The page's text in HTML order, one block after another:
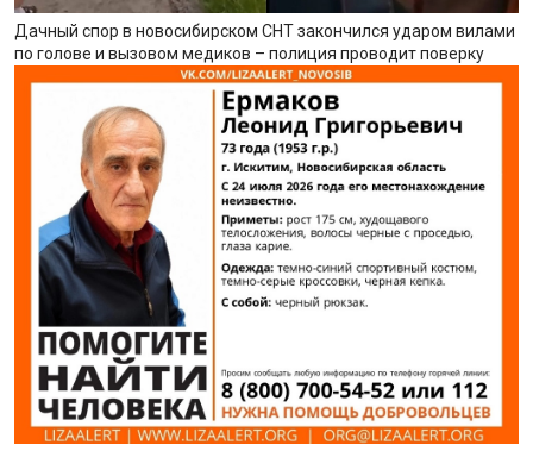
Дачный спор в новосибирском СНТ закончился ударом вилами
по голове и вызовом медиков – полиция проводит поверку